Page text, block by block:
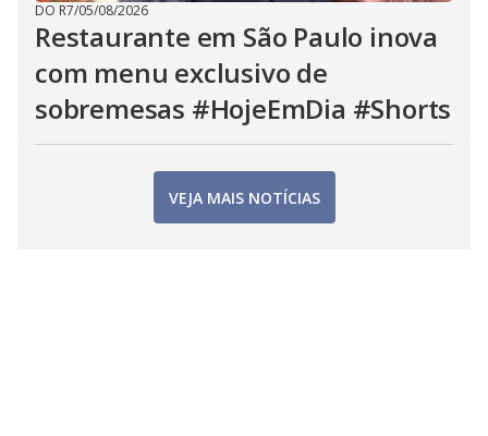
DO R7/05/08/2026
Restaurante em São Paulo inova
com menu exclusivo de
sobremesas #HojeEmDia #Shorts
VEJA MAIS NOTÍCIAS